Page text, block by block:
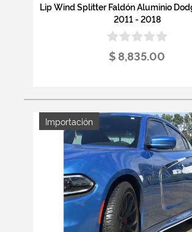
Lip Wind Splitter Faldón Aluminio
2011 - 2018
$ 8,835.00
Importación